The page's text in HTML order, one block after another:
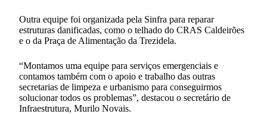
Outra equipe foi organizada pela Sinfra para reparar
estruturas danificadas, como o telhado do CRAS Caldeirões
e o da Praça de Alimentação da Trezidela.
“Montamos uma equipe para serviços emergenciais e
contamos também com o apoio e trabalho das outras
secretarias de limpeza e urbanismo para conseguirmos
solucionar todos os problemas”, destacou o secretário de
Infraestrutura, Murilo Novais.